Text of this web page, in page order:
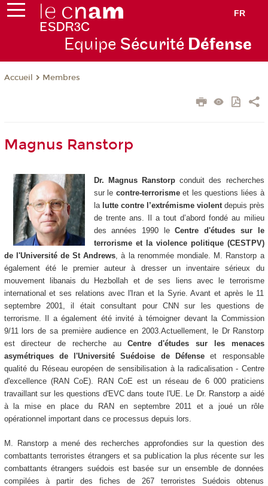
FR
Equipe Sécurité Défense
Accueil Membres
Magnus Ranstorp
Dr. Magnus Ranstorpconduit des recherches
sur le contre-terrorismeet les questions liées à
la lutte contre l’extrémisme violentdepuis près
de trente ans. Il a tout d’abord fondé au milieu
des années 1990 leCentre d'études sur le
terrorisme et la violence politique (CESTPV)
de l'Université de St Andrews, à la renommée mondiale. M. Ranstorp a
également été le premier auteur à dresser un inventaire sérieux du
mouvement libanais du Hezbollah et de ses liens avec le terrorisme
international et ses relations avec l'Iran et la Syrie. Avant et après le 11
septembre 2001, il était consultant pour CNN sur les questions de
terrorisme. Il a également été invité à témoigner devant la Commission
9/11 lors de sa première audience en 2003.Actuellement, le Dr Ranstorp
est directeur de recherche auCentre d'études sur les menaces
asymétriques de l'Université Suédoise de Défenseet responsable
qualité du Réseau européen de sensibilisation à la radicalisation - Centre
d'excellence (RAN CoE). RAN CoE est un réseau de 6 000 praticiens
travaillant sur les questions d'EVC dans toute l'UE. Le Dr. Ranstorp a aidé
à la mise en place du RAN en septembre 2011 et a joué un rôle
opérationnel important dans ce processus depuis lors.
M. Ranstorp a mené des recherches approfondies sur la question des
combattants terroristes étrangers et sa publication la plus récente sur les
combattants étrangers suédois est basée sur un ensemble de données
compilées à partir des fiches de 267 terroristes Suédois obtenus